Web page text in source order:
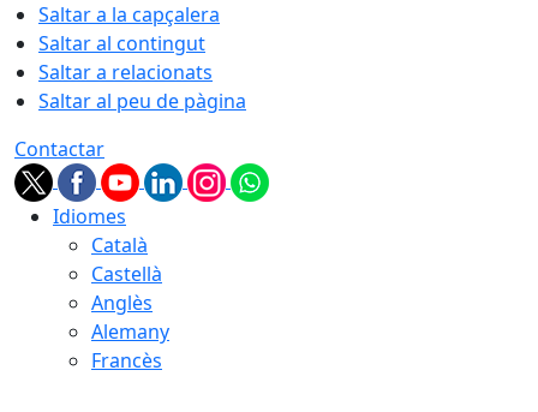
Saltar a la capçalera
Saltar al contingut
Saltar a relacionats
Saltar al peu de pàgina
Contactar
Idiomes
Català
Castellà
Anglès
Alemany
Francès